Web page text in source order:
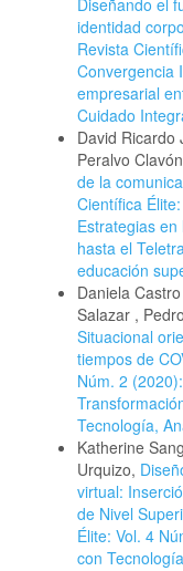
Diseñando el
identidad
Revista
Convergencia
empresarial
Cuidado
David Ricardo
Peralvo
de la
Científica
Estrategias
hasta el
educación
Daniela
Salazar ,
Situacional
tiempos de
Núm. 2
Tecnología,
Katherine
Urquizo,
virtual:
de Nivel
Élite: Vol. 4
con